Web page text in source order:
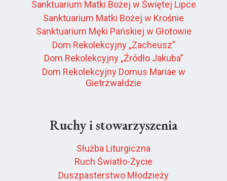
Sanktuarium Matki Bożej w Świętej Lipce
Sanktuarium Matki Bożej w Krośnie
Sanktuarium Męki Pańskiej w Głotowie
Dom Rekolekcyjny „Zacheusz”
Dom Rekolekcyjny „Źródło Jakuba”
Dom Rekolekcyjny Domus Mariae w
Gietrzwałdzie
Ruchy i stowarzyszenia
Służba Liturgiczna
Ruch Światło-Życie
Duszpasterstwo Młodzieży